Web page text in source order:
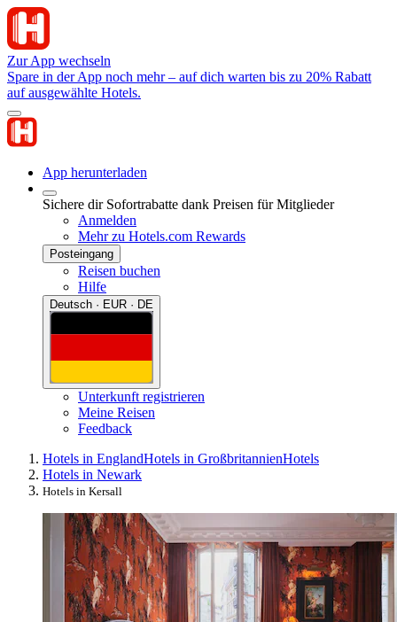
Zur App wechseln
Spare in der App noch mehr – auf dich warten bis zu 20% Rabatt
auf ausgewählte Hotels.
App herunterladen
Sichere dir Sofortrabatte dank Preisen für Mitglieder
Anmelden
Mehr zu Hotels.com Rewards
Posteingang
Reisen buchen
Hilfe
Deutsch · EUR · DE
Unterkunft registrieren
Meine Reisen
Feedback
Hotels in EnglandHotels in GroßbritannienHotels
Hotels in Newark
Hotels in Kersall